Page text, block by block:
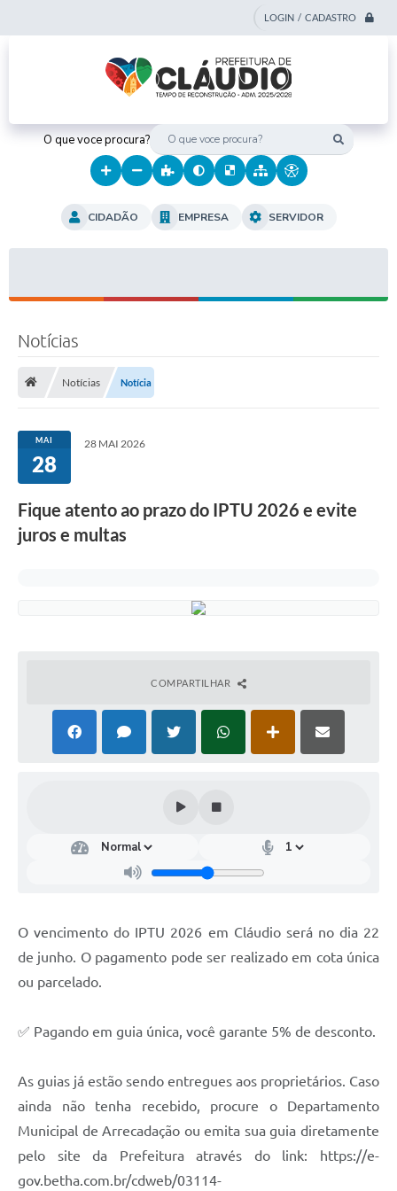
LOGIN / CADASTRO
O que voce procura?
CIDADÃO EMPRESA SERVIDOR
Notícias
Notícias Notícia
MAI
28
28 MAI 2026
Fique atento ao prazo do IPTU 2026 e evite
juros e multas
COMPARTILHAR
O vencimento do IPTU 2026 em Cláudio será no dia 22
de junho. O pagamento pode ser realizado em cota única
ou parcelado.
✅ Pagando em guia única, você garante 5% de desconto.
As guias já estão sendo entregues aos proprietários. Caso
ainda não tenha recebido, procure o Departamento
Municipal de Arrecadação ou emita sua guia diretamente
pelo site da Prefeitura através do link: https://e-
gov.betha.com.br/cdweb/03114-